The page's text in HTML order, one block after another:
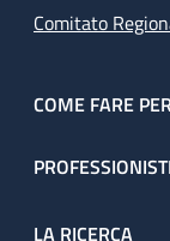
Comitato
COME FARE
PROFESSIONISTI
LA RICERCA